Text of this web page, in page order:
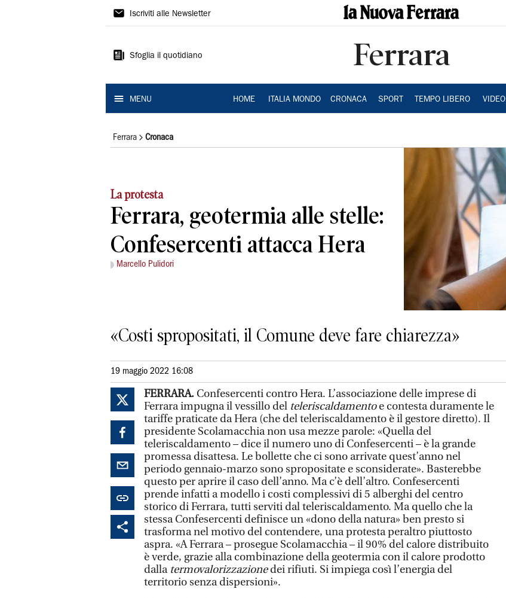
La
Ferrara
Iscriviti alle Newsletter
Sfoglia il quotidiano Ferrara
MENU HOME ITALIA MONDO CRONACA SPORT TEMPO LIBERO VIDEO
Ferrara Cronaca
La protesta
Ferrara, geotermia alle stelle:
Confesercenti attacca Hera
Marcello Pulidori
«Costi spropositati, il Comune deve fare chiarezza»
19 maggio 2022 16:08
FERRARA. Confesercenti contro Hera. L’associazione delle imprese di
Ferrara impugna il vessillo del teleriscaldamentoe contesta duramente le
tariffe praticate da Hera (che del teleriscaldamento è il gestore diretto). Il
presidente Scolamacchia non usa mezze parole: «Quella del
teleriscaldamento – dice il numero uno di Confesercenti – è la grande
promessa disattesa. Le bollette che ci sono arrivate quest’anno nel
periodo gennaio-marzo sono spropositate e sconsiderate». Basterebbe
questo per aprire il caso dell’anno. Ma c’è dell’altro. Confesercenti
prende infatti a modello i costi complessivi di 5 alberghi del centro
storico di Ferrara, tutti serviti dal teleriscaldamento. Ma quello che la
stessa Confesercenti definisce un «dono della natura» ben presto si
trasforma nel motivo del contendere, una protesta peraltro piuttosto
aspra. «A Ferrara – prosegue Scolamacchia – il 90% del calore distribuito
è verde, grazie alla combinazione della geotermia con il calore prodotto
dalla termovalorizzazionedei rifiuti. Si impiega così l’energia del
territorio senza dispersioni».